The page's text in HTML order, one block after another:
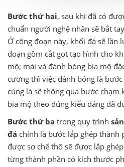
Bước thứ hai, sau khi đã có
chuẩn người nghệ nhân sẽ bắt
Ở công đoạn này, khối đá sẽ lần
đoạn gồm cắt gọt tạo hình cho
mộ; mài và đánh bóng bia mộ
cương thì việc đánh bóng là
cùng là sẽ thông qua bước chạm
bia mộ theo đúng kiểu dáng đã
Bước thứ ba trong quy trình
đá chính là bước lắp ghép thành
được sơ chế thô sẽ được lắp
từng thành phần có kích thước